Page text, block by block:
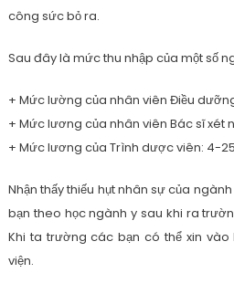
công sức bỏ ra.
Sau đây là mức thu nhập của một số
+ Mức lường của nhân viên Điều
+ Mức lương của nhân viên Bác sĩ xét
+ Mức lương của Trình dược viên: 4-
Nhận thấy thiếu hụt nhân sự của
bạn theo học ngành y sau khi ra
Khi ta trường các bạn có thể xin
viện.